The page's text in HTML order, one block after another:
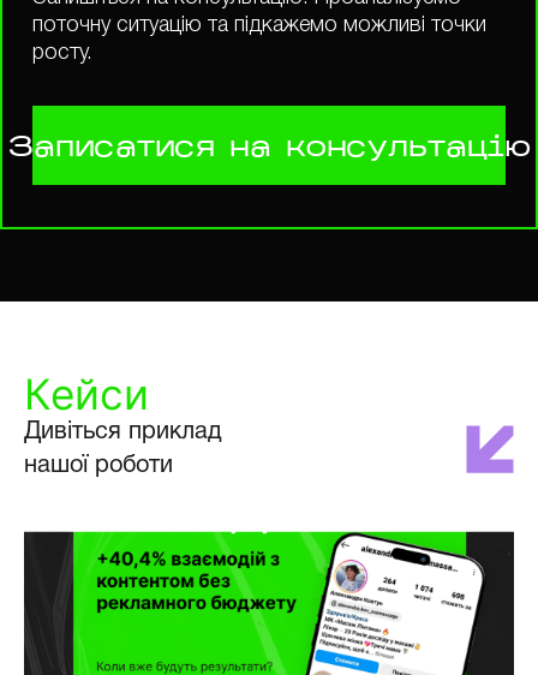
поточну ситуацію та підкажемо можливі точки
росту.
Записатися на консультацію
Кейси
Дивіться приклад
нашої роботи